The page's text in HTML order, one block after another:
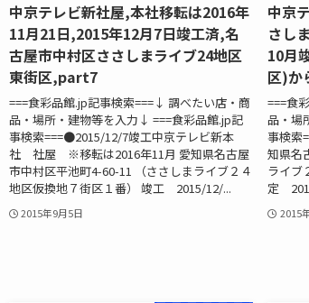
中京テレビ新社屋,本社移転は2016年
11月21日,2015年12月7日竣工済,名
古屋市中村区ささしまライブ24地区
東街区,part7
===食彩品館.jp記事検索===↓ 調べたい店・商
品・場所・建物等を入力↓ ===食彩品館.jp記
事検索===●2015/12/7竣工中京テレビ新本
社 社屋 ※移転は2016年11月 愛知県名古屋
市中村区平池町4-60-11 （ささしまライブ２４
地区仮換地７街区１番） 竣工 2015/12/...
2015年9月5日
中京
さし
10月
区)
===食
品・場
事検索
知県名
ライブ
定
2015